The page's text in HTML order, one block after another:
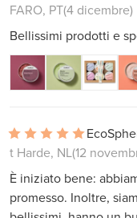
FARO, PT(4 dicembre)
Bellissimi prodotti e
t Harde, NL(12
È iniziato bene:
promesso. Inoltre,